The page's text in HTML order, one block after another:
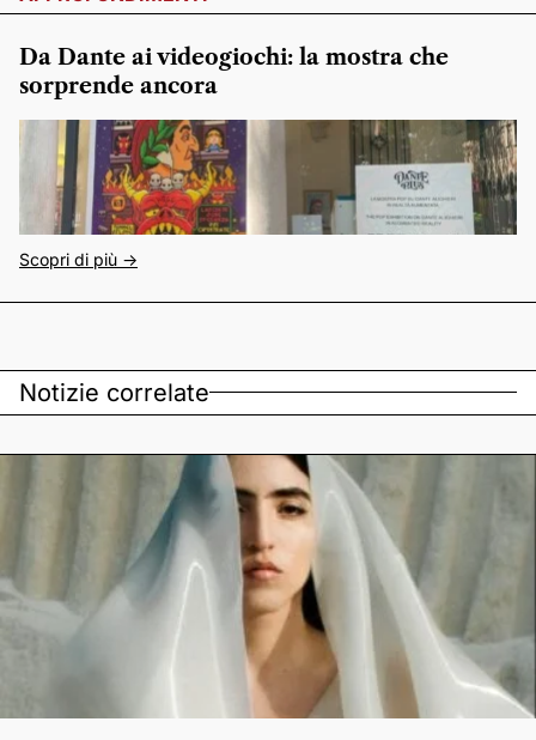
Da Dante ai videogiochi: la mostra che
sorprende ancora
Scopri di più ->
Notizie correlate